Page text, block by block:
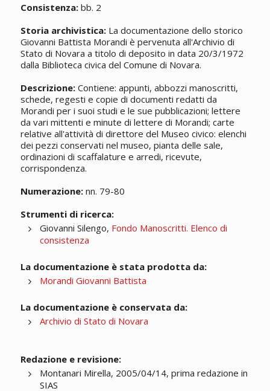
Consistenza:bb. 2
Storia archivistica:La documentazione dello storico
Giovanni Battista Morandi è pervenuta all'Archivio di
Stato di Novara a titolo di deposito in data 20/3/1972
dalla Biblioteca civica del Comune di Novara.
Descrizione:Contiene: appunti, abbozzi manoscritti,
schede, regesti e copie di documenti redatti da
Morandi per i suoi studi e le sue pubblicazioni; lettere
da vari mittenti e minute di lettere di Morandi; carte
relative all'attività di direttore del Museo civico: elenchi
dei pezzi conservati nel museo, pianta delle sale,
ordinazioni di scaffalature e arredi, ricevute,
corrispondenza.
Numerazione:nn. 79-80
Strumenti di ricerca:
Giovanni Silengo, Fondo Manoscritti. Elenco di
consistenza
La documentazione è stata prodotta da:
Morandi Giovanni Battista
La documentazione è conservata da:
Archivio di Stato di Novara
Redazione e revisione:
Montanari Mirella, 2005/04/14, prima redazione in
SIAS